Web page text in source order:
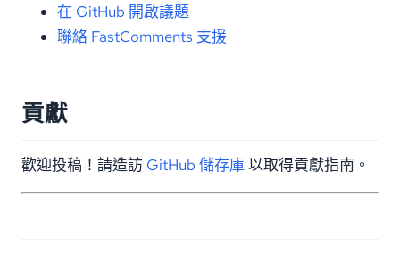
在 GitHub 開啟議題
聯絡 FastComments 支援
貢獻
歡迎投稿！請造訪 GitHub 儲存庫以取得貢獻指南。